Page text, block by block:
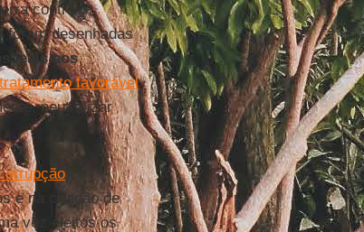
contra o
foram desenhadas
leais aos
favorável
neutralizar
),
e na criação de
vez eleitos os